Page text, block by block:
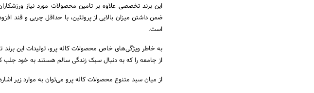
این برند تخصصی علاوه بر تامین محصولات مورد نیاز
ضمن داشتن میزان بالایی از پروتئین، با حداقل چربی و قند
است.
به خاطر ویژگی‌های خاص محصولات کاله پرو، تولیدات این
از جامعه را که به دنبال سبک زندگی سالم هستند به خود جلب
از میان سبد متنوع محصولات کاله پرو می‌توان به موارد زیر